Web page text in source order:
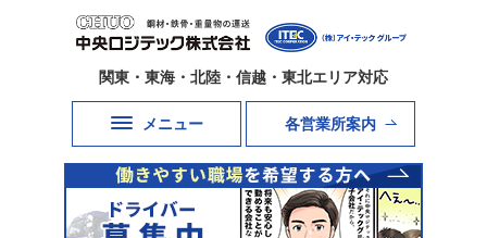
関東・東海・北陸・信越・東北エリア対応
メニュー 各営業所案内